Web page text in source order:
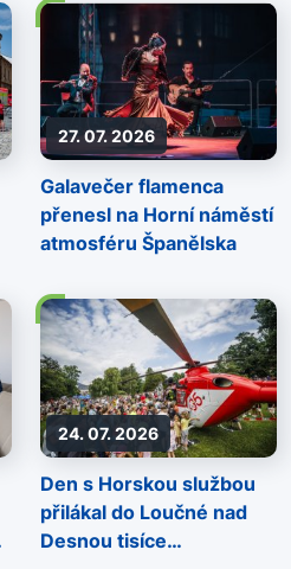
27. 07. 2026
Galavečer flamenca
přenesl na Horní náměstí
atmosféru Španělska
24. 07. 2026
Den s Horskou službou
přilákal do Loučné nad
Desnou tisíce